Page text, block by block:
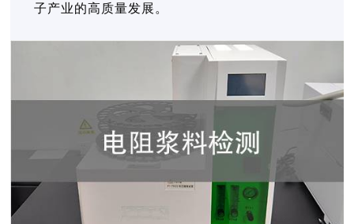
子产业的高质量发展。